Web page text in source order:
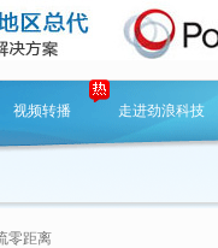
视频转播 走进劲浪科技
零距离